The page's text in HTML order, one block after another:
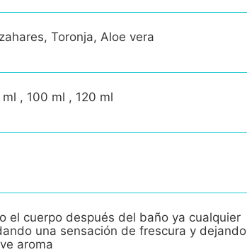
Toronja, Aloe vera
, 100 ml , 120 ml
el cuerpo después del baño ya cualquier
una sensación de frescura y dejando
aroma